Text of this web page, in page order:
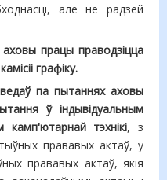
але не радзей
працы праводзіцца
графіку.
ведаў па пытаннях аховы
ў індывідуальным
тэхнікі, з
прававых актаў, у
прававых актаў, якія